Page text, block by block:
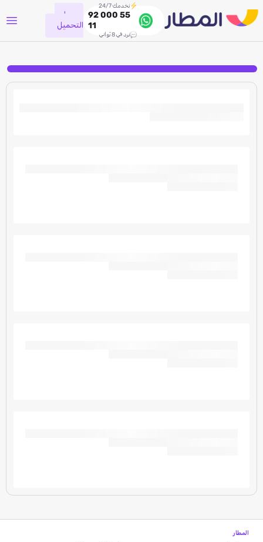
نخدمك 24/7
92 000 55
11
نرد في 8 ثواني
جاري
التحميل
المطار